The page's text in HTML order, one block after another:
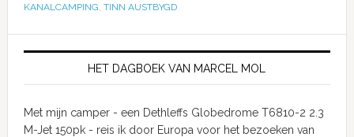
KANALCAMPING, TINN AUSTBYGD
HET DAGBOEK VAN MARCEL MOL
Met mijn camper - een Dethleffs Globedrome T6810-2 2.3
M-Jet 150pk - reis ik door Europa voor het bezoeken van